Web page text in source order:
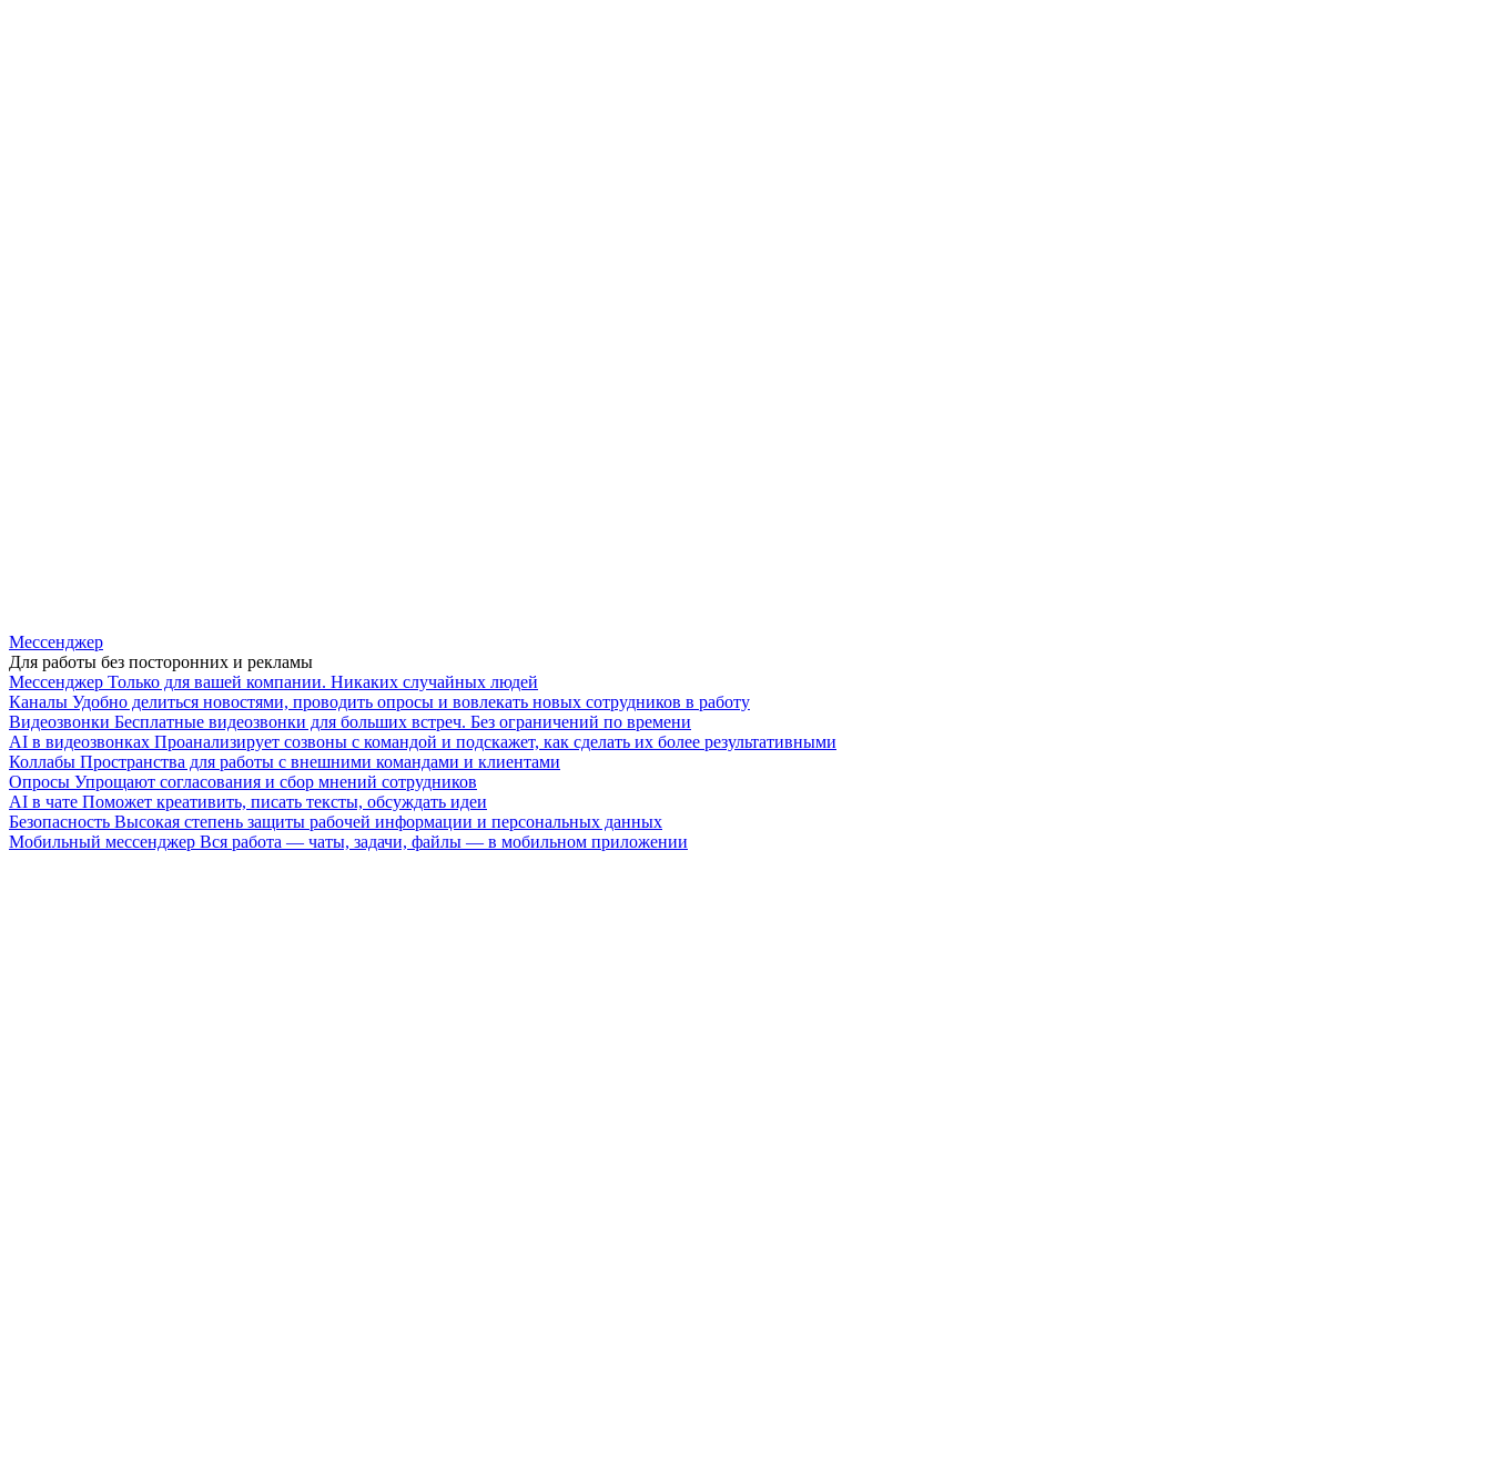
Мессенджер
Для работы без посторонних и рекламы
Мессенджер Только для вашей компании. Никаких случайных людей
Каналы Удобно делиться новостями, проводить опросы и вовлекать новых сотрудников в работу
Видеозвонки Бесплатные видеозвонки для больших встреч. Без ограничений по времени
AI в видеозвонках Проанализирует созвоны с командой и подскажет, как сделать их более результативными
Коллабы Пространства для работы с внешними командами и клиентами
Опросы Упрощают согласования и сбор мнений сотрудников
AI в чате Поможет креативить, писать тексты, обсуждать идеи
Безопасность Высокая степень защиты рабочей информации и персональных данных
Мобильный мессенджер Вся работа — чаты, задачи, файлы — в мобильном приложении